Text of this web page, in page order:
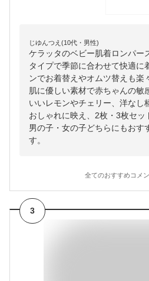
じゆんつえ(10代・男性)
ケラッタのベビー肌着ロンパー
タイプで季節に合わせて快適に
ンでお着替えやオムツ替えも楽
肌に優しい素材で赤ちゃんの敏
いいレモンやチェリー、洋なし
おしゃれに映え、2枚・3枚セッ
男の子・女の子どちらにもおす
す。
全てのおすすめコメン
3